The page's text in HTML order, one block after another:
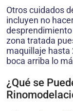
Otros cuidados
incluyen no
zona tratada
maquillaje hasta
boca arriba lo
¿Qué se